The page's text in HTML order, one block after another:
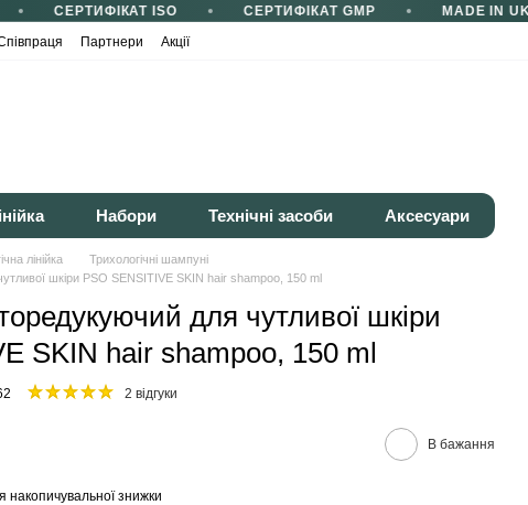
СЕРТИФІКАТ ISO СЕРТИФІКАТ GMP
MADE IN
Партнери
Акції
Набори Технічні засоби Аксесуари
лінійка
Трихологічні шампуні
шкіри PSO SENSITIVE SKIN hair shampoo, 150 ml
для чутливої шкіри
SKIN hair shampoo, 150 ml
2 відгуки
В бажання
накопичувальної знижки